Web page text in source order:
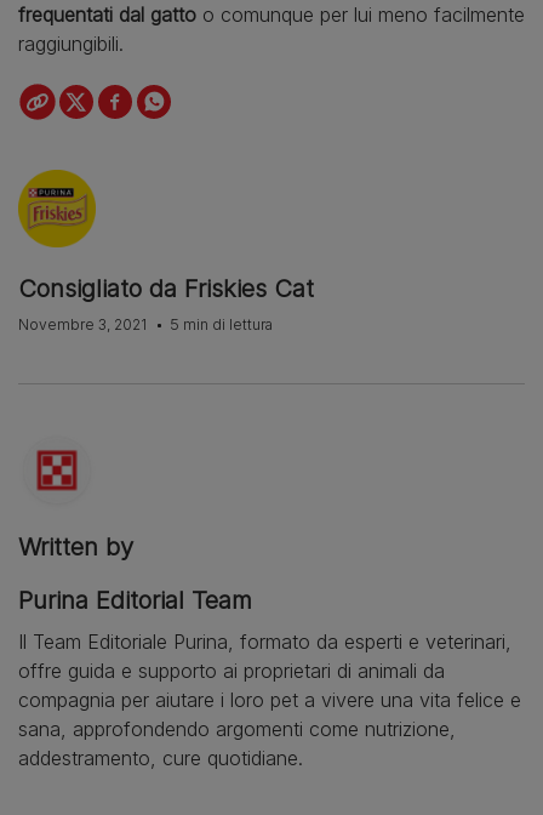
frequentati dal gatto o comunque per lui meno facilmente
raggiungibili.
Consigliato da Friskies Cat
Novembre 3, 2021 5 min di lettura
Written by
Purina Editorial Team
Il Team Editoriale Purina, formato da esperti e veterinari,
offre guida e supporto ai proprietari di animali da
compagnia per aiutare i loro pet a vivere una vita felice e
sana, approfondendo argomenti come nutrizione,
addestramento, cure quotidiane.